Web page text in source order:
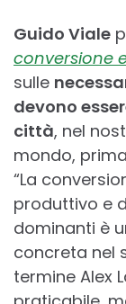
Guido Viale
conversione
sulle
devono
città, nel
mondo,
“La
produttivo e
dominanti è
concreta nel
termine Alex